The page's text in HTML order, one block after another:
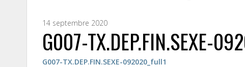
14 septembre 2020
G007-TX.DEP.FIN.SEXE-
G007-TX.DEP.FIN.SEXE-092020_full1